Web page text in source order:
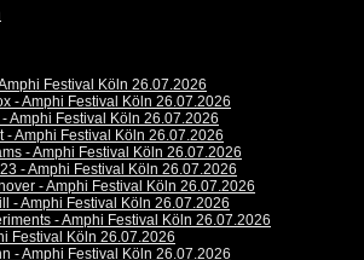
Festival Köln 26.07.2026
- Amphi Festival Köln 26.07.2026
Amphi Festival Köln 26.07.2026
- Amphi Festival Köln 26.07.2026
- Amphi Festival Köln 26.07.2026
- Amphi Festival Köln 26.07.2026
- Amphi Festival Köln 26.07.2026
- Amphi Festival Köln 26.07.2026
- Amphi Festival Köln 26.07.2026
Festival Köln 26.07.2026
- Amphi Festival Köln 26.07.2026